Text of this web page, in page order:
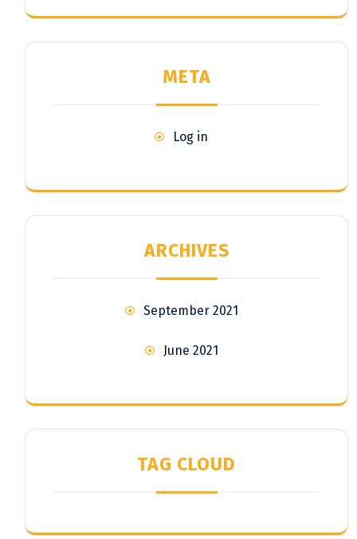
META
Log in
ARCHIVES
September 2021
June 2021
TAG CLOUD